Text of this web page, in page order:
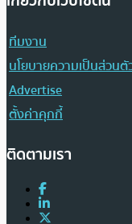
ทีมงาน
นโยบายความเป็นส่วนตั
Advertise
ตั้งค่าคุกกี้
ติดตามเรา